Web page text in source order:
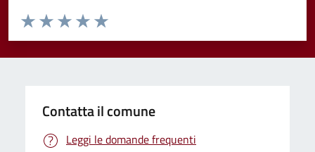
Valuta da 1 a 5 stelle la pagina
Valuta 5 stelle su 5
Valuta 4 stelle su 5
Valuta 3 stelle su 5
Valuta 2 stelle su 5
Valuta 1 stelle su 5
Contatta il comune
Leggi le domande frequenti